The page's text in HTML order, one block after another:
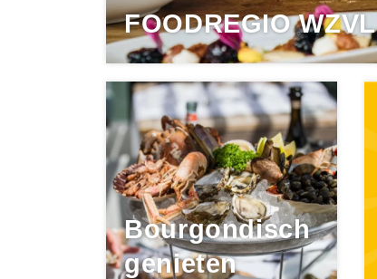
FOODREGIO WZVL
Bourgondisch
genieten